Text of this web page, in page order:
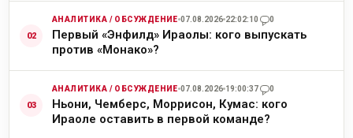
АНАЛИТИКА / ОБСУЖДЕНИЕ 07.08.2026 22:02:10 0
Первый «Энфилд» Ираолы: кого выпускать
против «Монако»?
АНАЛИТИКА / ОБСУЖДЕНИЕ 07.08.2026 19:00:37 0
Ньони, Чемберс, Моррисон, Кумас: кого
Ираоле оставить в первой команде?